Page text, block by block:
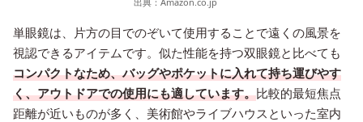
単眼鏡は、片方の目でのぞいて使用することで遠くの風景を
視認できるアイテムです。似た性能を持つ双眼鏡と比べても
コンパクトなため、バッグやポケットに入れて持ち運びやす
く、アウトドアでの使用にも適しています。比較的最短焦点
距離が近いものが多く、美術館やライブハウスといった室内